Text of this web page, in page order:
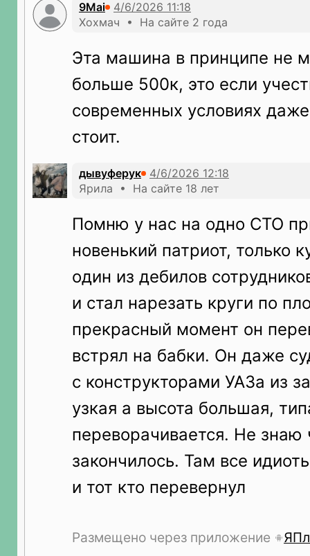
9Mai
Хохмач • На сайте 2 года
Эта машина в принципе не
больше 500к, это если
современных условиях
стоит.
дывуферук
Ярила • На сайте 18 лет
Помню у нас на одно СТО
новенький патриот, только
один из дебилов
и стал нарезать круги по
прекрасный момент он
встрял на бабки. Он даже
с конструкторами УАЗа из
узкая а высота большая,
переворачивается. Не знаю
закончилось. Там все
и тот кто перевернул
Размещено через приложение